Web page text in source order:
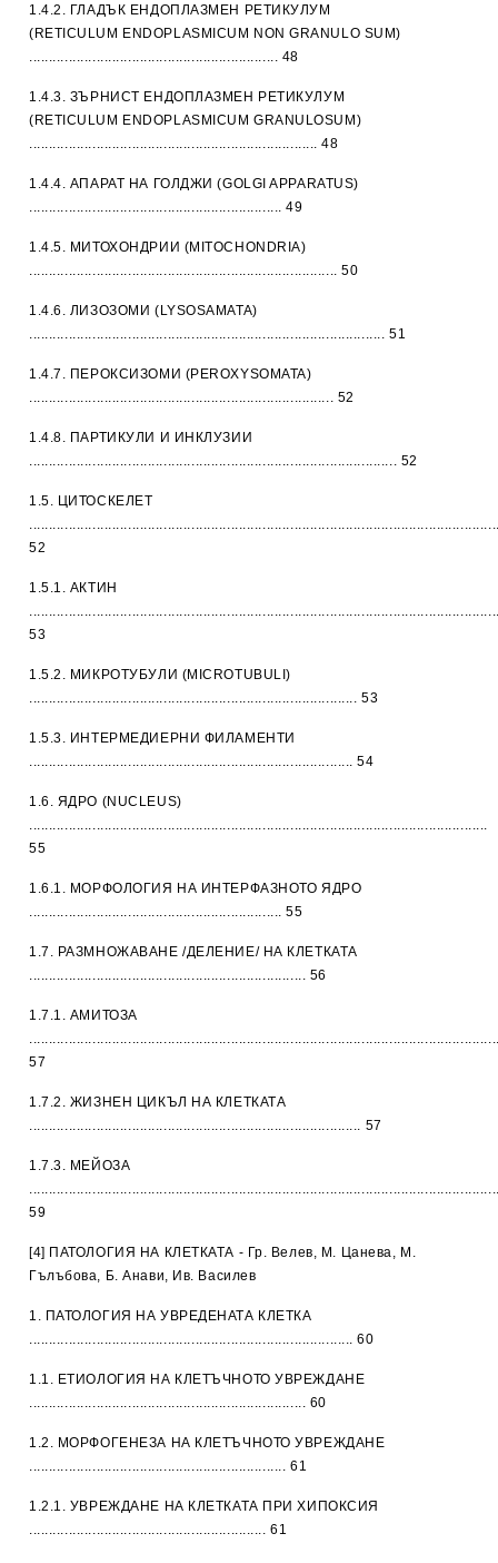
1.4.2. ГЛАДЪК ЕНДОПЛАЗМЕН РЕТИКУЛУМ
(RETICULUM ENDOPLASMICUM NON GRANULO SUM)
............................................................... 48
1.4.3. ЗЪРНИСТ ЕНДОПЛАЗМЕН РЕТИКУЛУМ
(RETICULUM ENDOPLASMICUM GRANULOSUM)
......................................................................... 48
1.4.4. АПАРАТ НА ГОЛДЖИ (GOLGI APPARATUS)
................................................................ 49
1.4.5. МИТОХОНДРИИ (MITOCHONDRIA)
.............................................................................. 50
1.4.6. ЛИЗОЗОМИ (LYSOSAMATA)
.......................................................................................... 51
1.4.7. ПЕРОКСИЗОМИ (PEROXYSOMATA)
............................................................................. 52
1.4.8. ПАРТИКУЛИ И ИНКЛУЗИИ
............................................................................................. 52
1.5. ЦИТОСКЕЛЕТ
52
1.5.1. АКТИН
53
1.5.2. МИКРОТУБУЛИ (MICROTUBULI)
................................................................................... 53
1.5.3. ИНТЕРМЕДИЕРНИ ФИЛАМЕНТИ
.................................................................................. 54
1.6. ЯДРО (NUCLEUS)
....................................................................................................................
55
1.6.1. МОРФОЛОГИЯ НА ИНТЕРФАЗНОТО ЯДРО
................................................................ 55
1.7. РАЗМНОЖАВАНЕ /ДЕЛЕНИЕ/ НА КЛЕТКАТА
...................................................................... 56
1.7.1. АМИТОЗА
57
1.7.2. ЖИЗНЕН ЦИКЪЛ НА КЛЕТКАТА
.................................................................................... 57
1.7.3. МЕЙОЗА
59
[4] ПАТОЛОГИЯ НА КЛЕТКАТА - Гр. Велев, М. Цанева, М.
Гълъбова, Б. Анави, Ив. Василев
1. ПАТОЛОГИЯ НА УВРЕДЕНАТА КЛЕТКА
.................................................................................. 60
1.1. ЕТИОЛОГИЯ НА КЛЕТЪЧНОТО УВРЕЖДАНЕ
...................................................................... 60
1.2. МОРФОГЕНЕЗА НА КЛЕТЪЧНОТО УВРЕЖДАНЕ
................................................................. 61
1.2.1. УВРЕЖДАНЕ НА КЛЕТКАТА ПРИ ХИПОКСИЯ
............................................................ 61